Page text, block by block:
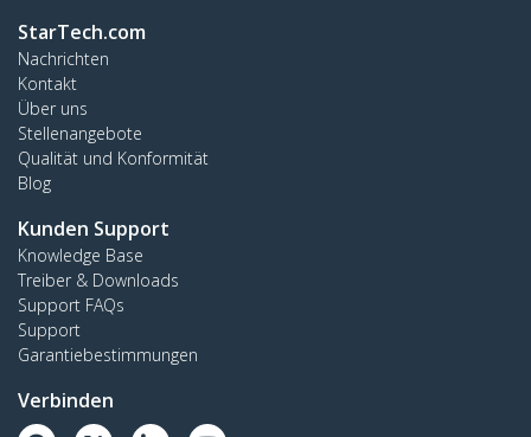
StarTech.com
Nachrichten
Kontakt
Über uns
Stellenangebote
Qualität und Konformität
Blog
Kunden Support
Knowledge Base
Treiber & Downloads
Support FAQs
Support
Garantiebestimmungen
Verbinden